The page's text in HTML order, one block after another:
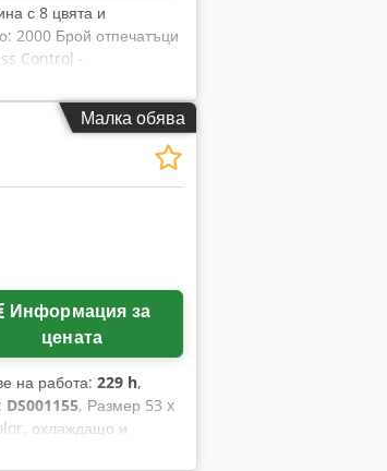
с 8 цвята и
2000 Брой отпечатъци
Control -
качество на
плоча в
0, 4/4 - SAPC
система -
платно -
секция: Industrial
(11 000 при
(мм): 360 x 540 (440
обръщане)
0,3
Малка обява
цената
на работа: 229 h,
DS001155, Размер 53 x
охлаждащо и
Cedpowuth Rofx